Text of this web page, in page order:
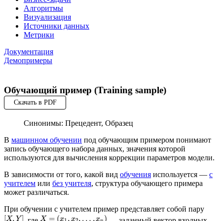
Алгоритмы
Визуализация
Источники данных
Метрики
Документация
Демопримеры
Обучающий пример (Training sample)
Скачать в PDF
Синонимы: Прецедент, Образец
В машинном обучении под обучающим примером понимают
запись обучающего набора данных, значения которой
используются для вычисления коррекции параметров модели.
В зависимости от того, какой вид обучения используется — с
учителем или без учителя, структура обучающего примера
может различаться.
При обучении с учителем пример представляет собой пару
[X, Y ] X = (x , x , … ,x )